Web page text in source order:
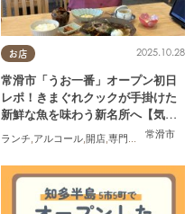
美浜町, 南知多町
,まとめ記事
お店
常滑市
2025.10.28
常滑市「うお一番」オープン初日
レポ！きまぐれクックが手掛けた
新鮮な魚を味わう新名所へ【気に
なるリサーチ#31】
ランチ,アルコール,開店,専門店 気になる